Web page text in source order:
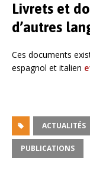
Livrets et
d’autres
Ces documents
espagnol et italien
ACTUALITÉS
PUBLICATIONS